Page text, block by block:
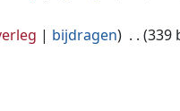
bijdragen 339